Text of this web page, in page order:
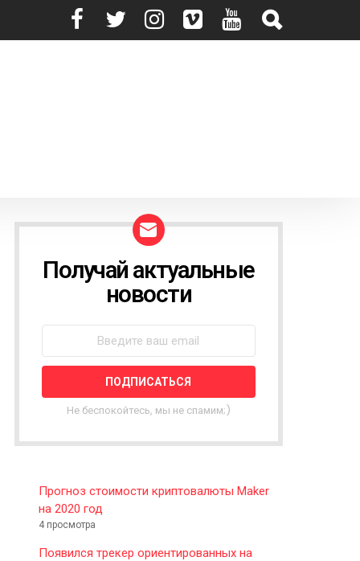
N
E
E
T
E
Получай актуальные
новости
Не беспокойтесь, мы не спамим;)
Прогноз стоимости криптовалюты Maker
на 2020 год
4 просмотра
Появился трекер ориентированных на